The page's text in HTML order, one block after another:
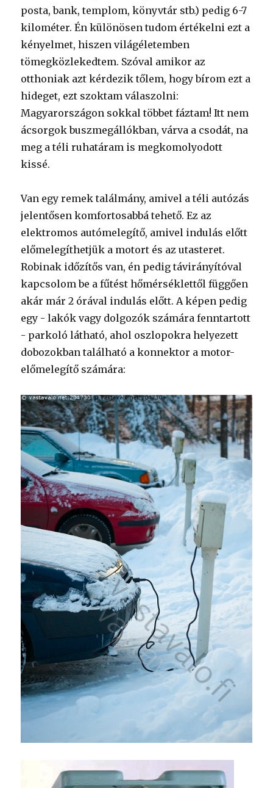
posta, bank, templom, könyvtár stb.) pedig 6-7
kilométer. Én különösen tudom értékelni ezt a
kényelmet, hiszen világéletemben
tömegközlekedtem. Szóval amikor az
otthoniak azt kérdezik tőlem, hogy bírom ezt a
hideget, ezt szoktam válaszolni:
Magyarországon sokkal többet fáztam! Itt nem
ácsorgok buszmegállókban, várva a csodát, na
meg a téli ruhatáram is megkomolyodott
kissé.
Van egy remek találmány, amivel a téli autózás
jelentősen komfortosabbá tehető. Ez az
elektromos autómelegítő, amivel indulás előtt
előmelegíthetjük a motort és az utasteret.
Robinak időzítős van, én pedig távirányítóval
kapcsolom be a fűtést hőmérséklettől függően
akár már 2 órával indulás előtt. A képen pedig
egy - lakók vagy dolgozók számára fenntartott
- parkoló látható, ahol oszlopokra helyezett
dobozokban található a konnektor a motor-
előmelegítő számára: